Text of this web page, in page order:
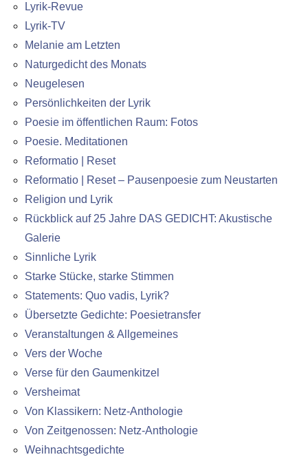
Lyrik-Revue
Lyrik-TV
Melanie am Letzten
Naturgedicht des Monats
Neugelesen
Persönlichkeiten der Lyrik
Poesie im öffentlichen Raum: Fotos
Poesie. Meditationen
Reformatio | Reset
Reformatio | Reset – Pausenpoesie zum Neustarten
Religion und Lyrik
Rückblick auf 25 Jahre DAS GEDICHT: Akustische
Galerie
Sinnliche Lyrik
Starke Stücke, starke Stimmen
Statements: Quo vadis, Lyrik?
Übersetzte Gedichte: Poesietransfer
Veranstaltungen & Allgemeines
Vers der Woche
Verse für den Gaumenkitzel
Versheimat
Von Klassikern: Netz-Anthologie
Von Zeitgenossen: Netz-Anthologie
Weihnachtsgedichte